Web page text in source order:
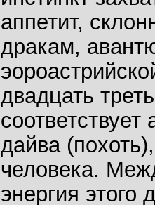
аппетит,
дракам,
двадцать
дайва
человека.
энергия этого